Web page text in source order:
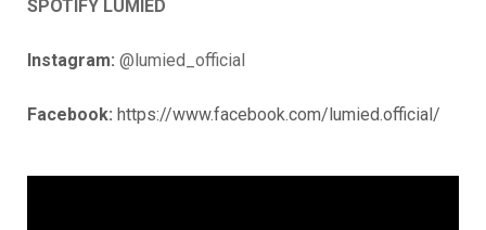
SPOTIFY LUMIED
Instagram: @lumied_official
Facebook: https://www.facebook.com/lumied.official/